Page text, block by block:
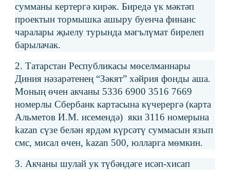
сумманы кертергә кирәк. Биредә үк мәктәп
проектын тормышка ашыру буенча финанс
чаралары җыелу турында мәгълүмат бирелеп
барылачак.
2. Татарстан Республикасы мөселманнары
Диния нәзарәтенең “Зәкят” хәйрия фонды аша.
Моның өчен акчаны 5336 6900 3516 7669
номерлы Сбербанк картасына күчерергә (карта
Альметов И.М. исемендә) яки 3116 номерына
kazan сүзе белән ярдәм күрсәтү суммасын язып
смс, мисал өчен, kazan 500, юлларга мөмкин.
3. Акчаны шулай ук түбәндәге исәп-хисап